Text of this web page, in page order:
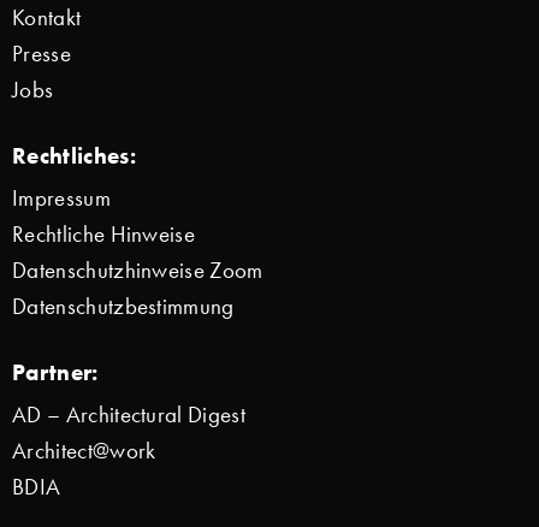
Kontakt
Presse
Jobs
Rechtliches:
Impressum
Rechtliche Hinweise
Datenschutzhinweise Zoom
Datenschutzbestimmung
Partner:
AD – Architectural Digest
Architect@work
BDIA